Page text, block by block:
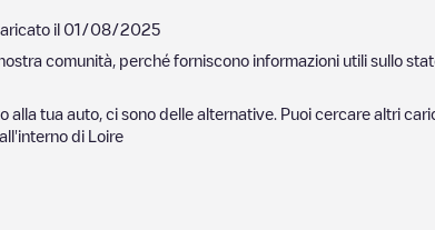
il 01/08/2025
comunità, perché forniscono informazioni utili sullo
alla tua auto, ci sono delle alternative. Puoi cercare altri
di Loire